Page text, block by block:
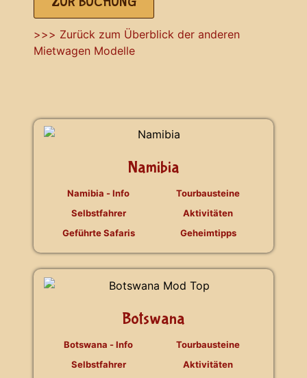
>>> Zurück zum Überblick der anderen
Mietwagen Modelle
Namibia
Namibia - Info
Selbstfahrer
Geführte Safaris
Tourbausteine
Aktivitäten
Geheimtipps
Botswana
Botswana - Info
Selbstfahrer
Tourbausteine
Aktivitäten